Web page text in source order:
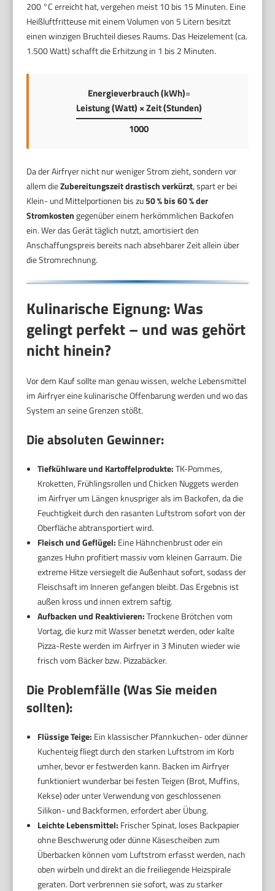
200 °C erreicht hat, vergehen meist 10 bis 15 Minuten. Eine
Heißluftfritteuse mit einem Volumen von 5 Litern besitzt
einen winzigen Bruchteil dieses Raums. Das Heizelement (ca.
1.500 Watt) schafft die Erhitzung in 1 bis 2 Minuten.
Energieverbrauch (kWh)=
Leistung (Watt) × Zeit (Stunden)
1000
Da der Airfryer nicht nur weniger Strom zieht, sondern vor
allem dieZubereitungszeit drastisch verkürzt, spart er bei
Klein- und Mittelportionen bis zu50 % bis 60 % der
Stromkostengegenüber einem herkömmlichen Backofen
ein. Wer das Gerät täglich nutzt, amortisiert den
Anschaffungspreis bereits nach absehbarer Zeit allein über
die Stromrechnung.
Kulinarische Eignung: Was
gelingt perfekt – und was gehört
nicht hinein?
Vor dem Kauf sollte man genau wissen, welche Lebensmittel
im Airfryer eine kulinarische Offenbarung werden und wo das
System an seine Grenzen stößt.
Die absoluten Gewinner:
Tiefkühlware und Kartoffelprodukte:TK-Pommes,
Kroketten, Frühlingsrollen und Chicken Nuggets werden
im Airfryer um Längen knuspriger als im Backofen, da die
Feuchtigkeit durch den rasanten Luftstrom sofort von der
Oberfläche abtransportiert wird.
Fleisch und Geflügel: Eine Hähnchenbrust oder ein
ganzes Huhn profitiert massiv vom kleinen Garraum. Die
extreme Hitze versiegelt die Außenhaut sofort, sodass der
Fleischsaft im Inneren gefangen bleibt. Das Ergebnis ist
außen kross und innen extrem saftig.
Aufbacken und Reaktivieren:Trockene Brötchen vom
Vortag, die kurz mit Wasser benetzt werden, oder kalte
Pizza-Reste werden im Airfryer in 3 Minuten wieder wie
frisch vom Bäcker bzw. Pizzabäcker.
Die Problemfälle (Was Sie meiden
sollten):
Flüssige Teige: Ein klassischer Pfannkuchen- oder dünner
Kuchenteig fliegt durch den starken Luftstrom im Korb
umher, bevor er festwerden kann. Backen im Airfryer
funktioniert wunderbar bei festen Teigen (Brot, Muffins,
Kekse) oder unter Verwendung von geschlossenen
Silikon- und Backformen, erfordert aber Übung.
Leichte Lebensmittel: Frischer Spinat, loses Backpapier
ohne Beschwerung oder dünne Käsescheiben zum
Überbacken können vom Luftstrom erfasst werden, nach
oben wirbeln und direkt an die freiliegende Heizspirale
geraten. Dort verbrennen sie sofort, was zu starker